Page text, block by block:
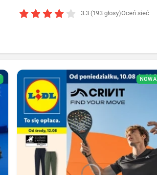
3.3 (193 głosy)Oceń sieć
NOWA